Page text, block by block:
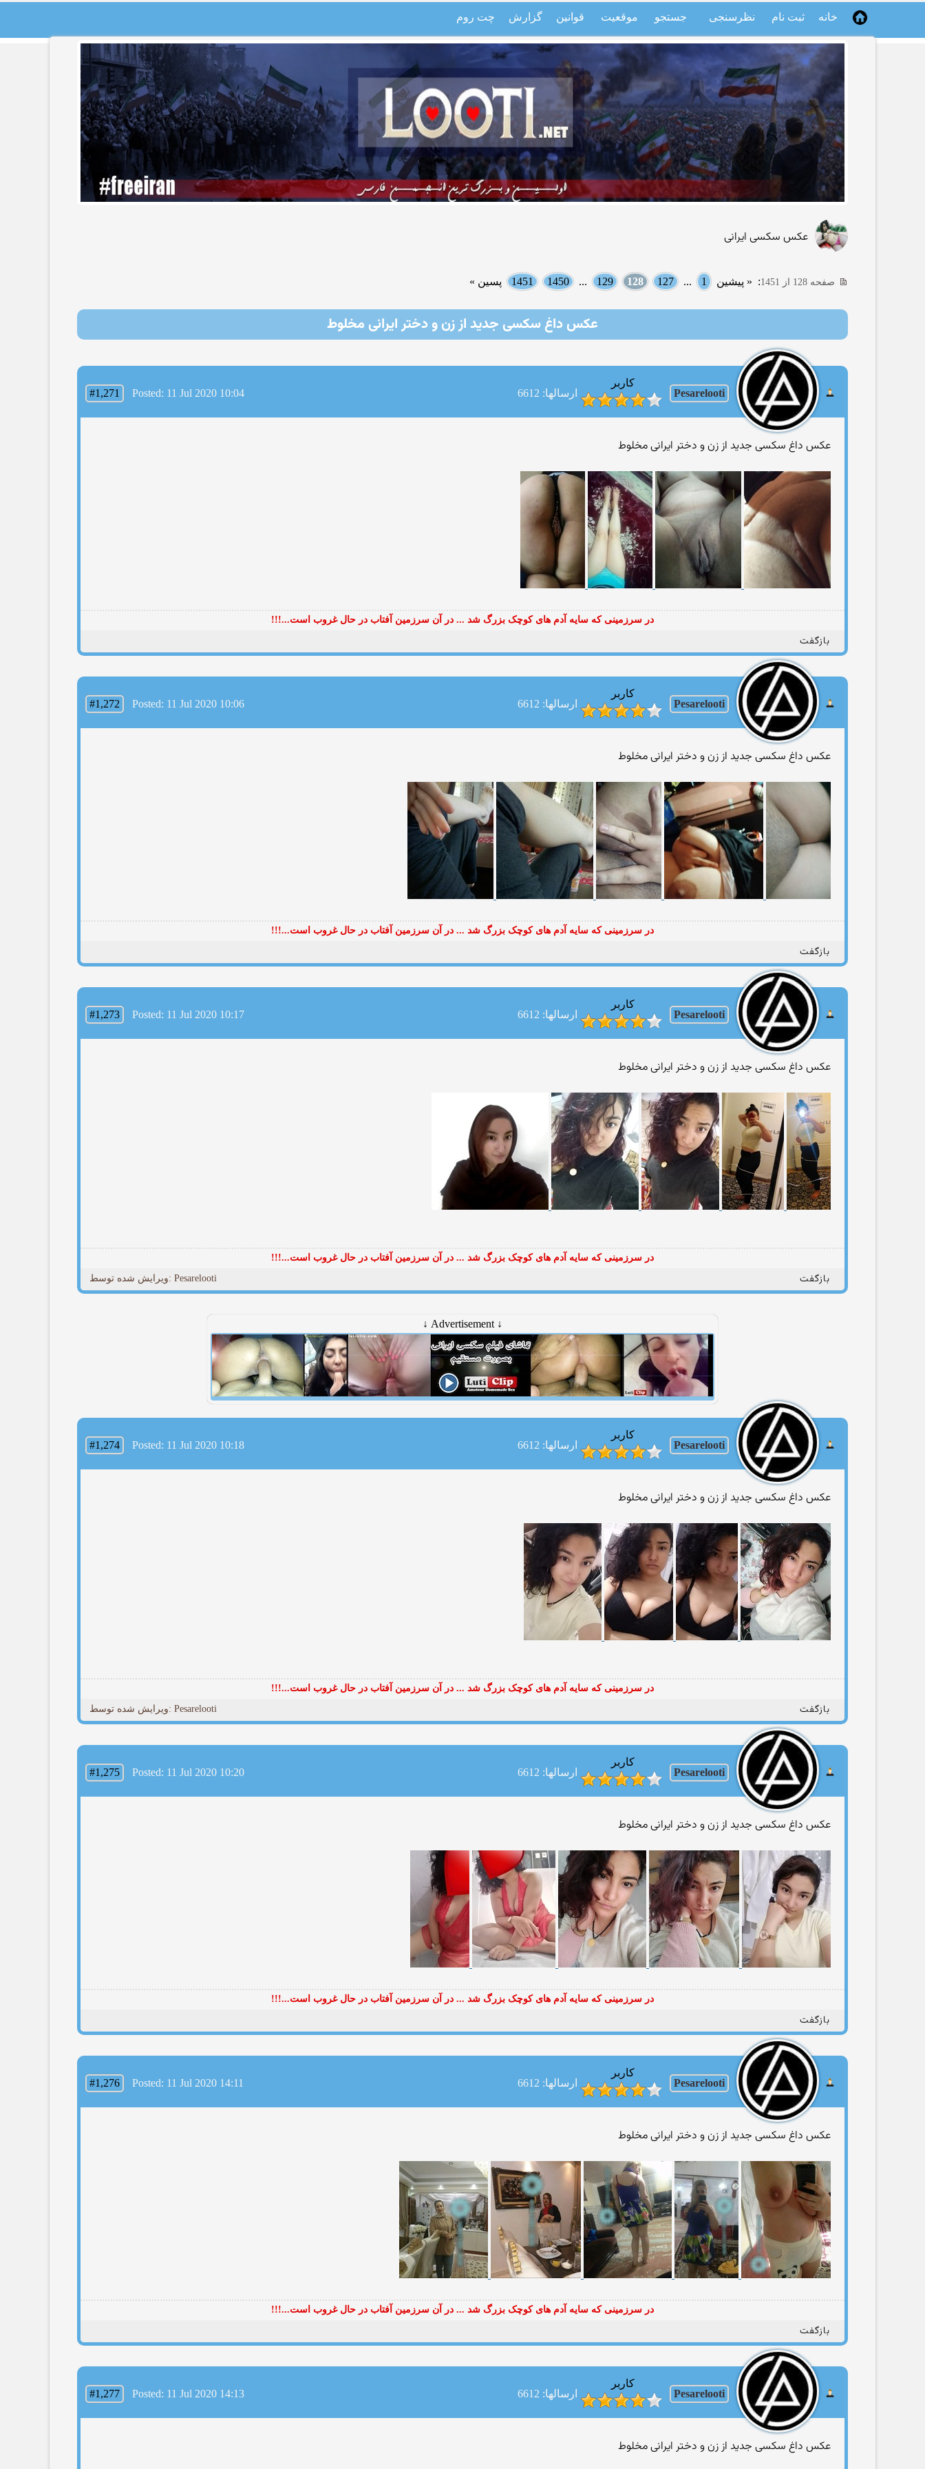
خانه ثبت نام نظرسنجی جستجو موقعیت قوانین گزارش چت روم
عکس سکسی ایرانی
صفحه 128 از 1451 : « پیشین 1
...
127
128
129
...
1450
1451 پسین »
عکس داغ سکسی جدید از زن و دختر ایرانی مخلوط
Pesarelooti
کاربر
ارسالها: 6612
#1,271 Posted: 11 Jul 2020 10:04
عکس داغ سکسی جدید از زن و دختر ایرانی مخلوط
در سرزمینی که سایه آدم های کوچک بزرگ شد ... در آن سرزمین آفتاب در حال غروب است...!!!
بازگفت
Pesarelooti
کاربر
ارسالها: 6612
#1,272 Posted: 11 Jul 2020 10:06
عکس داغ سکسی جدید از زن و دختر ایرانی مخلوط
در سرزمینی که سایه آدم های کوچک بزرگ شد ... در آن سرزمین آفتاب در حال غروب است...!!!
بازگفت
Pesarelooti
کاربر
ارسالها: 6612
#1,273 Posted: 11 Jul 2020 10:17
عکس داغ سکسی جدید از زن و دختر ایرانی مخلوط
در سرزمینی که سایه آدم های کوچک بزرگ شد ... در آن سرزمین آفتاب در حال غروب است...!!!
بازگفت ویرایش شده توسط: Pesarelooti
↓ Advertisement ↓
Pesarelooti
کاربر
ارسالها: 6612
#1,274 Posted: 11 Jul 2020 10:18
عکس داغ سکسی جدید از زن و دختر ایرانی مخلوط
در سرزمینی که سایه آدم های کوچک بزرگ شد ... در آن سرزمین آفتاب در حال غروب است...!!!
بازگفت ویرایش شده توسط: Pesarelooti
Pesarelooti
کاربر
ارسالها: 6612
#1,275 Posted: 11 Jul 2020 10:20
عکس داغ سکسی جدید از زن و دختر ایرانی مخلوط
در سرزمینی که سایه آدم های کوچک بزرگ شد ... در آن سرزمین آفتاب در حال غروب است...!!!
بازگفت
Pesarelooti
کاربر
ارسالها: 6612
#1,276 Posted: 11 Jul 2020 14:11
عکس داغ سکسی جدید از زن و دختر ایرانی مخلوط
در سرزمینی که سایه آدم های کوچک بزرگ شد ... در آن سرزمین آفتاب در حال غروب است...!!!
بازگفت
Pesarelooti
کاربر
ارسالها: 6612
#1,277 Posted: 11 Jul 2020 14:13
عکس داغ سکسی جدید از زن و دختر ایرانی مخلوط